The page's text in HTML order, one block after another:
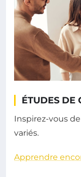
ÉTUDES DE
Inspirez-vous
variés.
Apprendre